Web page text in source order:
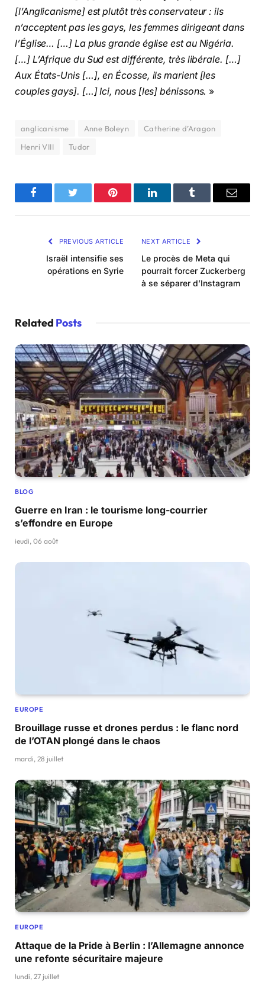
[l’Anglicanisme] est plutôt très conservateur : ils
n’acceptent pas les gays, les femmes dirigeant dans
l’Église… […] La plus grande église est au Nigéria.
[…] L’Afrique du Sud est différente, très libérale. […]
Aux États-Unis […], en Écosse, ils marient [les
couples gays]. […] Ici, nous [les] bénissons. »
anglicanisme Anne Boleyn
Catherine d’Aragon
Henri VIII
Tudor
FacebookTwitter Pinterest LinkedInTumblr Email
PREVIOUS ARTICLE
Israël intensifie ses
opérations en Syrie
NEXT ARTICLE
Le procès de Meta qui
pourrait forcer Zuckerberg
à se séparer d’Instagram
Related Posts
BLOG
Guerre en Iran : le tourisme long-courrier
s’effondre en Europe
jeudi, 06 août
EUROPE
Brouillage russe et drones perdus : le flanc nord
de l’OTAN plongé dans le chaos
mardi, 28 juillet
EUROPE
Attaque de la Pride à Berlin : l’Allemagne annonce
une refonte sécuritaire majeure
lundi, 27 juillet